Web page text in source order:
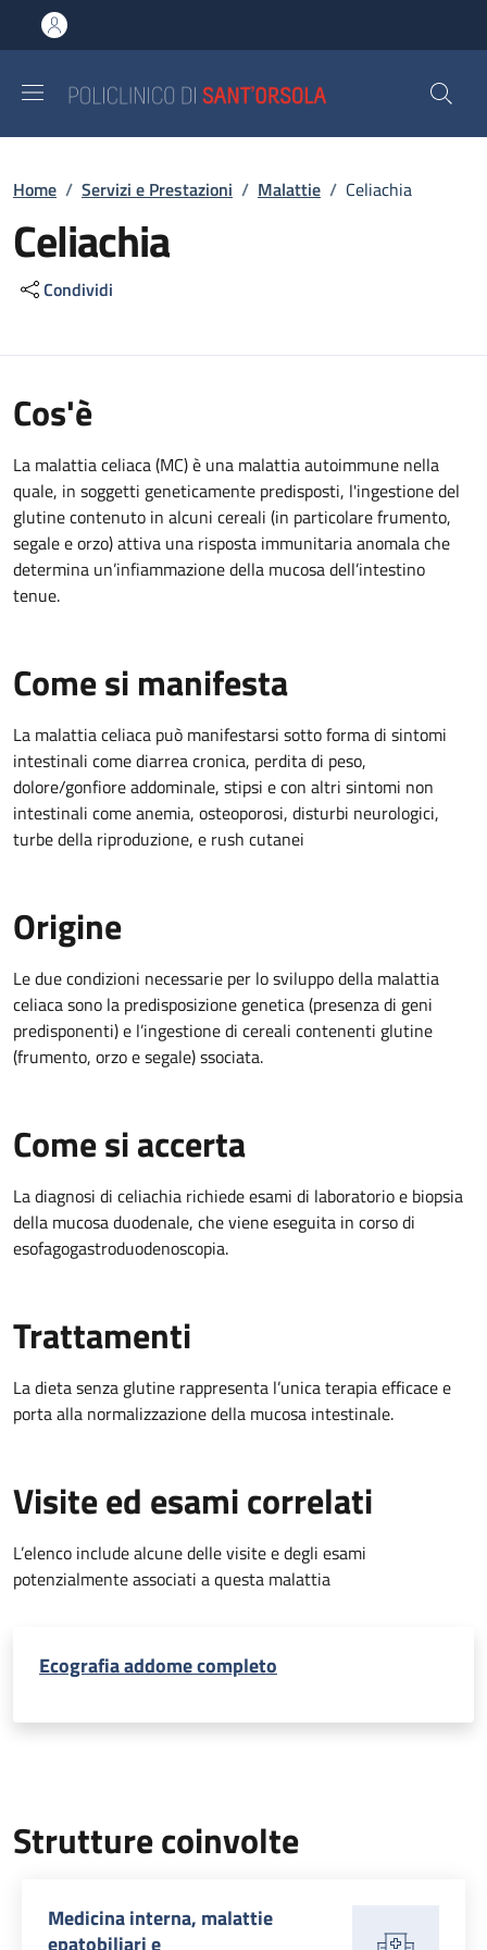
al contenuto principale
to footer content
Briciole di pane
Home / Servizi e Prestazioni / Malattie / Celiachia
Celiachia
Condividi
Cos'è
La malattia celiaca (MC) è una malattia autoimmune nella
quale, in soggetti geneticamente predisposti, l'ingestione del
glutine contenuto in alcuni cereali (in particolare frumento,
segale e orzo) attiva una risposta immunitaria anomala che
determina un’infiammazione della mucosa dell’intestino
tenue.
Come si manifesta
La malattia celiaca può manifestarsi sotto forma di sintomi
intestinali come diarrea cronica, perdita di peso,
dolore/gonfiore addominale, stipsi e con altri sintomi non
intestinali come anemia, osteoporosi, disturbi neurologici,
turbe della riproduzione, e rush cutanei
Origine
Le due condizioni necessarie per lo sviluppo della malattia
celiaca sono la predisposizione genetica (presenza di geni
predisponenti) e l’ingestione di cereali contenenti glutine
(frumento, orzo e segale) ssociata.
Come si accerta
La diagnosi di celiachia richiede esami di laboratorio e biopsia
della mucosa duodenale, che viene eseguita in corso di
esofagogastroduodenoscopia.
Trattamenti
La dieta senza glutine rappresenta l’unica terapia efficace e
porta alla normalizzazione della mucosa intestinale.
Visite ed esami correlati
L’elenco include alcune delle visite e degli esami
potenzialmente associati a questa malattia
Ecografia addome completo
Strutture coinvolte
Medicina interna, malattie
epatobiliari e